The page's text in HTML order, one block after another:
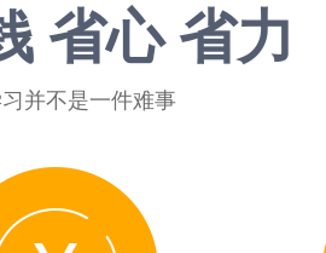
省心 省力
并不是一件难事